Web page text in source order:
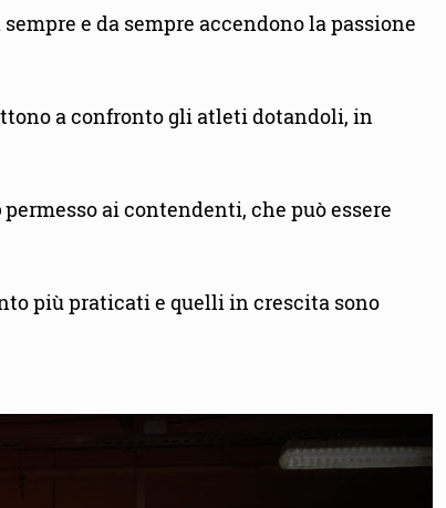
e da sempre accendono la passione
a confronto gli atleti dotandoli, in
permesso ai contendenti, che può essere
più praticati e quelli in crescita sono